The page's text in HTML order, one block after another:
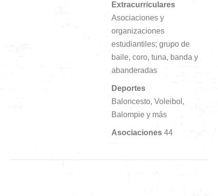
Extracurriculares
Asociaciones y
organizaciones
estudiantiles; grupo de
baile, coro, tuna, banda y
abanderadas
Deportes
Baloncesto, Voleibol,
Balompie y más
Asociaciones 44